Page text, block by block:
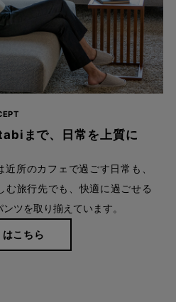
まで、日常を上質に
近所のカフェで過ごす日常も、
む旅行先でも、快適に過ごせる
ツを取り揃えています。
こちら